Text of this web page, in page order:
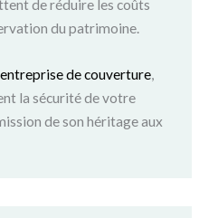
de réduire les coûts
du patrimoine.
entreprise de couverture,
la sécurité de votre
de son héritage aux